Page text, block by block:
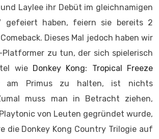
und Laylee ihr Debüt im gleichnamigen
gefeiert haben, feiern sie bereits 2
Dieses Mal jedoch haben wir
zu tun, der sich spielerisch
wie Donkey Kong: Tropical Freeze
am Primus zu halten, ist nichts
muss man in Betracht ziehen,
von Leuten gegründet wurde,
die Donkey Kong Country Trilogie auf